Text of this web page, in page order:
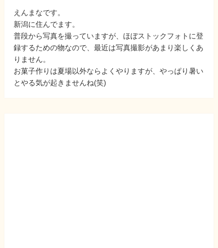
えんまなです。
新潟に住んでます。
普段から写真を撮っていますが、ほぼストックフォトに登
録するための物なので、最近は写真撮影があまり楽しくあ
りません。
お菓子作りは夏場以外ならよくやりますが、やっぱり暑い
とやる気が起きませんね(笑)